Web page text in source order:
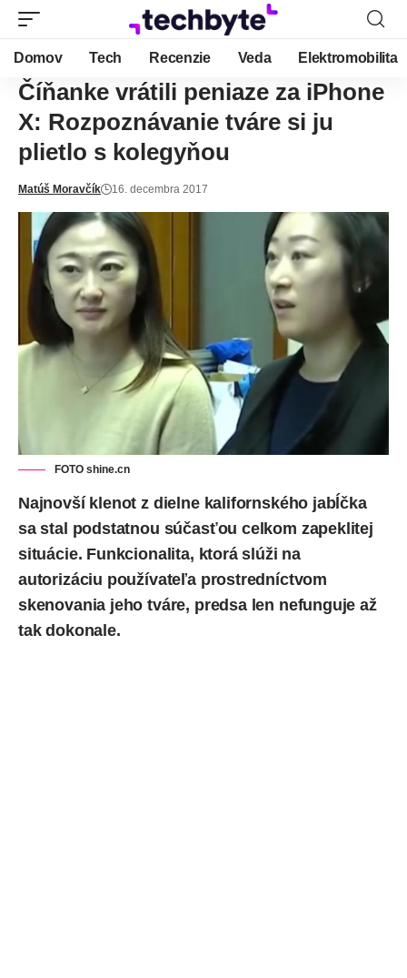
Domov Tech Recenzie Veda Elektromobilita
Číňanke vrátili peniaze za iPhone
X: Rozpoznávanie tváre si ju
plietlo s kolegyňou
Matúš Moravčík 16. decembra 2017
FOTO shine.cn
Najnovší klenot z dielne kalifornského jabĺčka
sa stal podstatnou súčasťou celkom zapeklitej
situácie. Funkcionalita, ktorá slúži na
autorizáciu používateľa prostredníctvom
skenovania jeho tváre, predsa len nefunguje až
tak dokonale.